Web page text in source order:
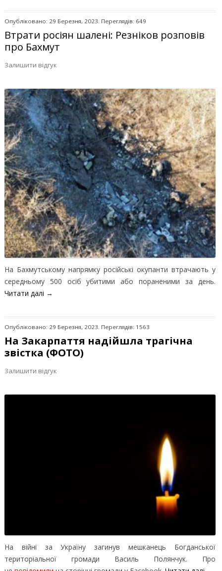
Опубліковано: 29 Березня, 2023. Переглядів: 649
Втрати росіян шалені: Резніков розповів
про Бахмут
Залишити відгук
На Бахмутському напрямку російські окупанти втрачають у
середньому 500 осіб убитими або пораненими за день.
Читати далі →
Опубліковано: 29 Березня, 2023. Переглядів: 1563
На Закарпаття надійшла трагічна
звістка (ФОТО)
Залишити відгук
На війні за Україну загинув мешканець Богданської
територіальної громади Василь Полянчук. Про